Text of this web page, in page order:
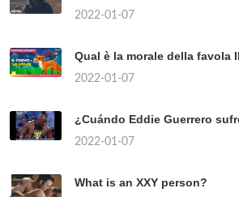
2022-01-07
Qual è la morale della favola
2022-01-07
¿Cuándo Eddie Guerrero
2022-01-07
What is an XXY person?